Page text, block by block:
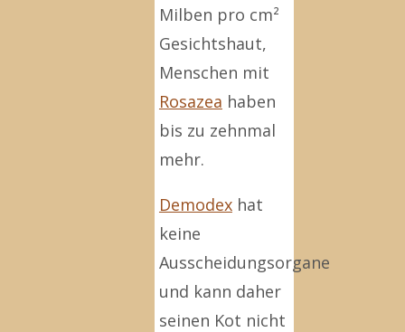
Milben pro cm²
Gesichtshaut,
Menschen mit
Rosazea haben
bis zu zehnmal
mehr.
Demodexhat
keine
Ausscheidungsorgane
und kann daher
seinen Kot nicht